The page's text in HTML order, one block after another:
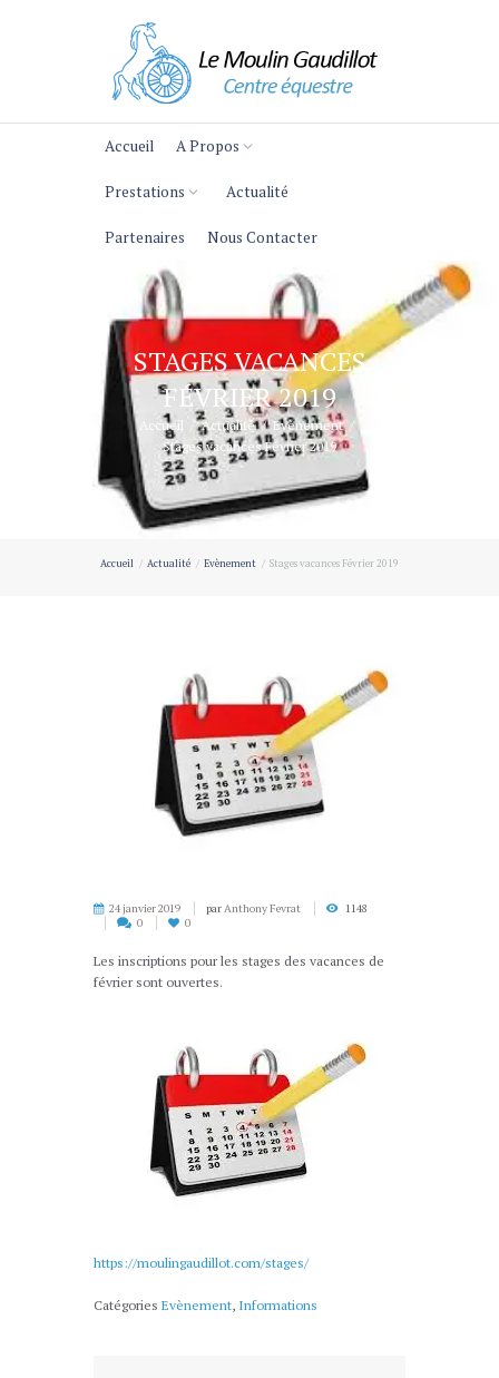
Accueil A Propos
Prestations Actualité
Partenaires Nous Contacter
STAGES VACANCES
FÉVRIER 2019
Accueil Actualité
Evènement
Stages vacances Février 2019
Accueil Actualité Evènement Stages vacances Février 2019
24 janvier 2019 par Anthony Fevrat
1148
0
0
Les inscriptions pour les stages des vacances de
février sont ouvertes.
https://moulingaudillot.com/stages/
Catégories Evènement, Informations